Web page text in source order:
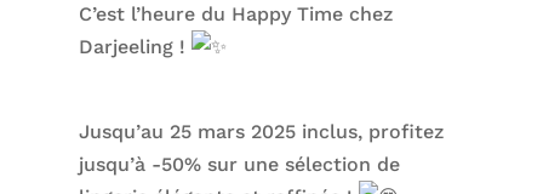
C’est l’heure du Happy Time chez
Darjeeling !
Jusqu’au 25 mars 2025 inclus, profitez
jusqu’à -50% sur une sélection de